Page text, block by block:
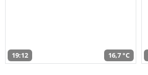
19:12 16,7 °C